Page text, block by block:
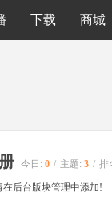
下载 商城
今日: 0 / 主题: 3 / 排
在后台版块管理中添加!